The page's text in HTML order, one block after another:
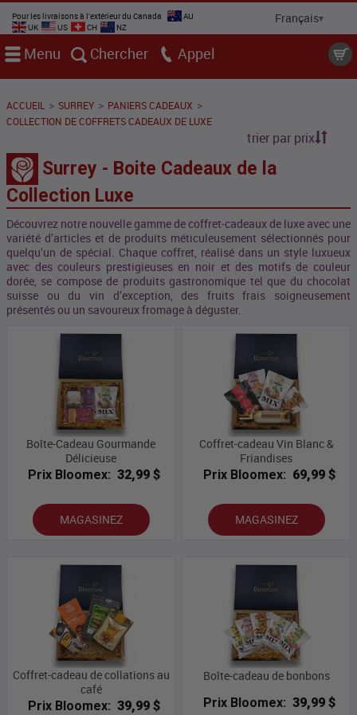
Pour les livraisons à l'extérieur du Canada
AU
UK
US CH NZ
Menu Chercher Appel
ACCUEIL > SURREY > PANIERS CADEAUX >
COLLECTION DE COFFRETS CADEAUX DE LUXE
trier par prix
Surrey - Boite Cadeaux de la
Collection Luxe
Découvrez notre nouvelle gamme de coffret-cadeaux de luxe avec une
variété d’articles et de produits méticuleusement sélectionnés pour
quelqu’un de spécial. Chaque coffret, réalisé dans un style luxueux
avec des couleurs prestigieuses en noir et des motifs de couleur
dorée, se compose de produits gastronomique tel que du chocolat
suisse ou du vin d’exception, des fruits frais soigneusement
présentés ou un savoureux fromage à déguster.
Boîte-Cadeau Gourmande
Délicieuse
Prix Bloomex: 32,99 $
MAGASINEZ
Coffret-cadeau Vin Blanc &
Friandises
Prix Bloomex: 69,99 $
MAGASINEZ
Coffret-cadeau de collations au
café
Prix Bloomex: 39,99 $
Boîte-cadeau de bonbons
Prix Bloomex: 39,99 $